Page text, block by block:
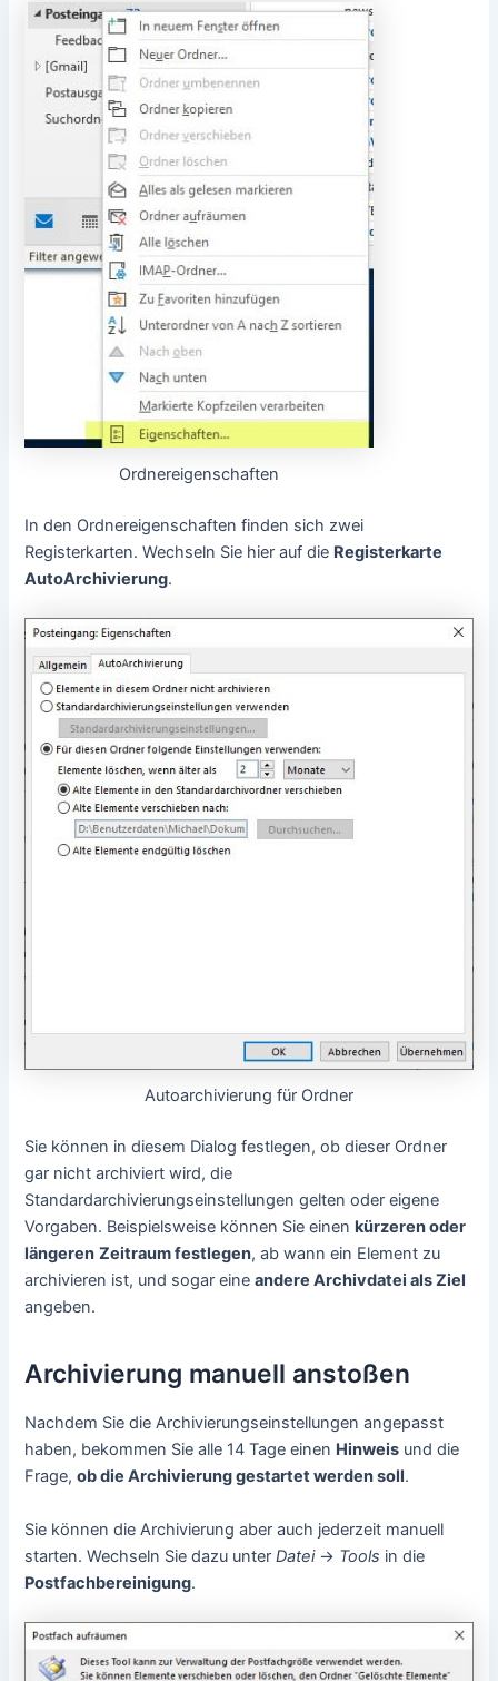
Ordnereigenschaften
In den Ordnereigenschaften finden sich zwei
Registerkarten. Wechseln Sie hier auf die Registerkarte
AutoArchivierung.
Autoarchivierung für Ordner
Sie können in diesem Dialog festlegen, ob dieser Ordner
gar nicht archiviert wird, die
Standardarchivierungseinstellungen gelten oder eigene
Vorgaben. Beispielsweise können Sie einenkürzeren oder
längeren Zeitraum festlegen, ab wann ein Element zu
archivieren ist, und sogar eineandere Archivdatei als Ziel
angeben.
Archivierung manuell anstoßen
Nachdem Sie die Archivierungseinstellungen angepasst
haben, bekommen Sie alle 14 Tage einen Hinweis und die
Frage,ob die Archivierung gestartet werden soll.
Sie können die Archivierung aber auch jederzeit manuell
starten. Wechseln Sie dazu unterDatei-> Tools in die
Postfachbereinigung.